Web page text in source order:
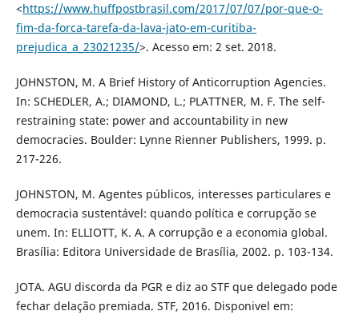
<https://www.huffpostbrasil.com/2017/07/07/por-que-o-
fim-da-forca-tarefa-da-lava-jato-em-curitiba-
prejudica_a_23021235/>. Acesso em: 2 set. 2018.
JOHNSTON, M. A Brief History of Anticorruption Agencies.
In: SCHEDLER, A.; DIAMOND, L.; PLATTNER, M. F. The self-
restraining state: power and accountability in new
democracies. Boulder: Lynne Rienner Publishers, 1999. p.
217-226.
JOHNSTON, M. Agentes públicos, interesses particulares e
democracia sustentável: quando política e corrupção se
unem. In: ELLIOTT, K. A. A corrupção e a economia global.
Brasília: Editora Universidade de Brasília, 2002. p. 103-134.
JOTA. AGU discorda da PGR e diz ao STF que delegado pode
fechar delação premiada. STF, 2016. Disponivel em: